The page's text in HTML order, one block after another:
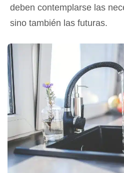
deben contemplarse las
sino también las futuras.